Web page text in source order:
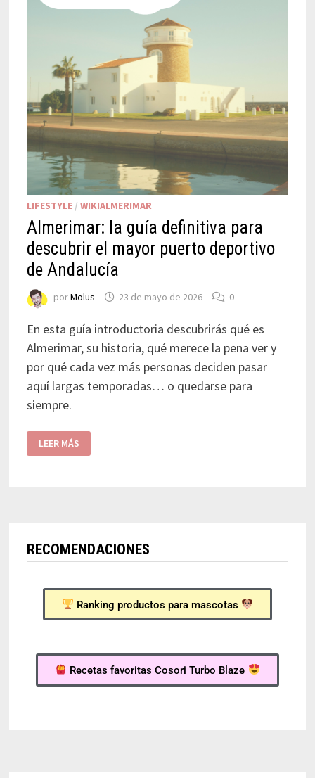
LIFESTYLE/ WIKIALMERIMAR
Almerimar: la guía definitiva para
descubrir el mayor puerto deportivo
de Andalucía
porMolus 23 de mayo de 2026 0
En esta guía introductoria descubrirás qué es
Almerimar, su historia, qué merece la pena ver y
por qué cada vez más personas deciden pasar
aquí largas temporadas… o quedarse para
siempre.
LEER MÁS
RECOMENDACIONES
Ranking productos para mascotas
Recetas favoritas Cosori Turbo Blaze